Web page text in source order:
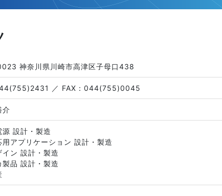
神奈川県川崎市高津区子母口438
／ FAX：044(755)0045
源 設計・製造
用アプリケーション 設計・製造
イン 設計・製造
製品 設計・製造